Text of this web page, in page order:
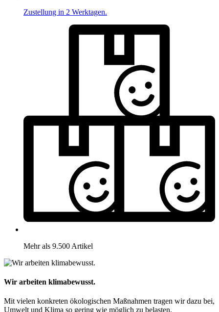
Zustellung in 2 Werktagen.
Mehr als 9.500 Artikel
Wir arbeiten klimabewusst.
Mit vielen konkreten ökologischen Maßnahmen tragen wir dazu bei,
Umwelt und Klima so gering wie möglich zu belasten.